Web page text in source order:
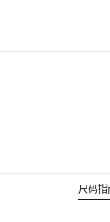
尺码指